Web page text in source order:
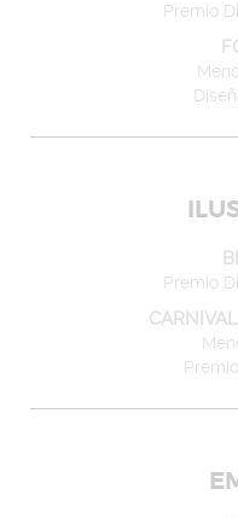
Premio
Premio